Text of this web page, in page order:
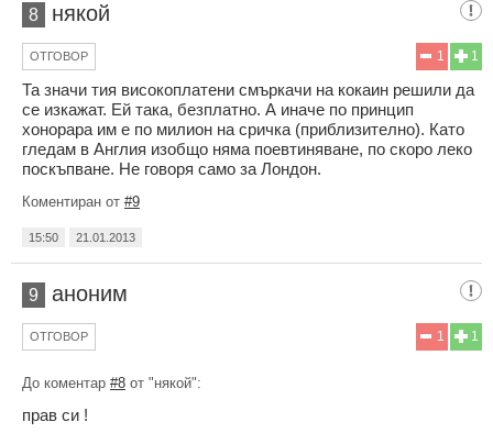
8 някой
1
1
ОТГОВОР
Та значи тия високоплатени смъркачи на кокаин решили да
се изкажат. Ей така, безплатно. А иначе по принцип
хонорара им е по милион на сричка (приблизително). Като
гледам в Англия изобщо няма поевтиняване, по скоро леко
поскъпване. Не говоря само за Лондон.
Коментиран от #9
15:50 21.01.2013
9 аноним
1
1
ОТГОВОР
До коментар #8 от "някой":
прав си !